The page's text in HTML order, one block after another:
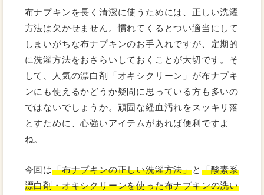
布ナプキンを長く清潔に使うためには、正しい洗濯
方法は欠かせません。慣れてくるとつい適当にして
しまいがちな布ナプキンのお手入れですが、定期的
に洗濯方法をおさらいしておくことが大切です。そ
して、人気の漂白剤「オキシクリーン」が布ナプキ
ンにも使えるかどうか疑問に思っている方も多いの
ではないでしょうか。頑固な経血汚れをスッキリ落
とすために、心強いアイテムがあれば便利ですよ
ね。
今回は「布ナプキンの正しい洗濯方法」と 「酸素系
漂白剤・オキシクリーンを使った布ナプキンの洗い